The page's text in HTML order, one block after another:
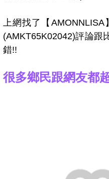
上網找了【
(AMKT65K02042)評論跟
錯!!
很多鄉民跟網友都